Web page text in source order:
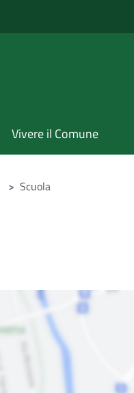
Vivere il Comune
> Scuola